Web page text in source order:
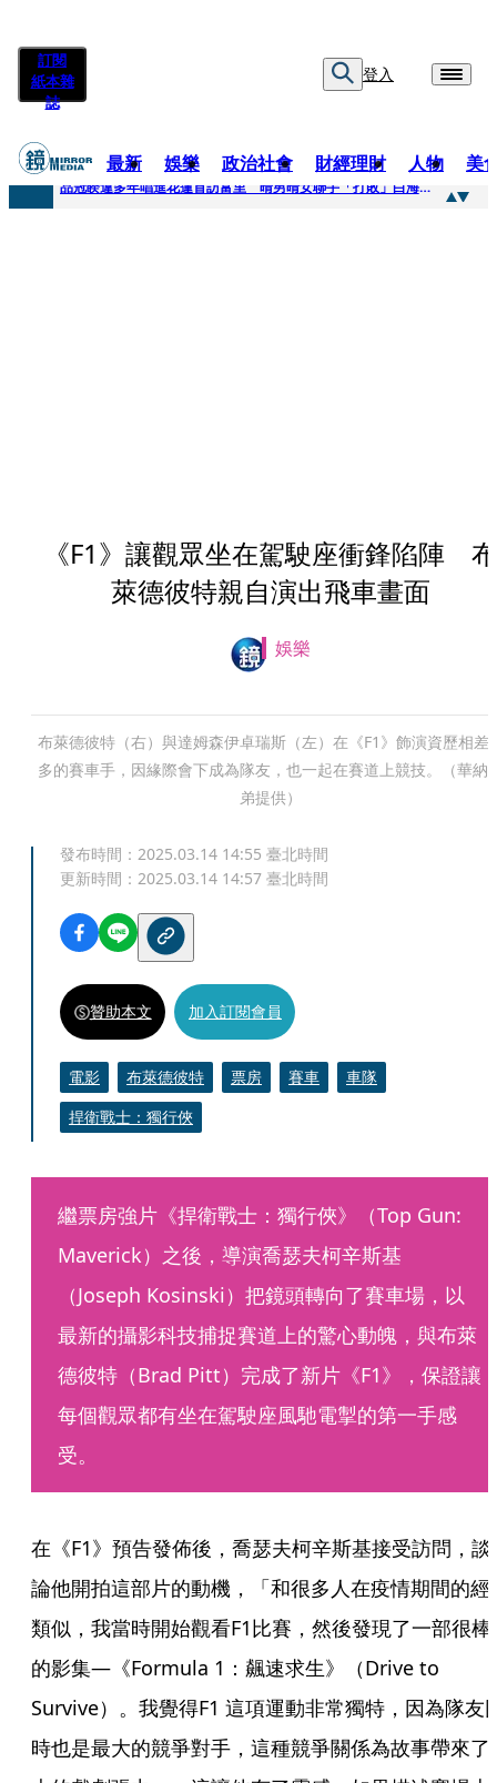
訂閱
紙本雜
誌
登入
最新 娛樂 政治社會 財經理財 人物 美
快訊
品冠睽違多年唱進花蓮首訪富里 晴男晴女聯手「打敗」白海豚颱風
《F1》讓觀眾坐在駕駛座衝鋒陷陣 布
萊德彼特親自演出飛車畫面
娛樂
布萊德彼特（右）與達姆森伊卓瑞斯（左）在《F1》飾演資歷相差
多的賽車手，因緣際會下成為隊友，也一起在賽道上競技。（華納
弟提供）
發布時間： 2025.03.14 14:55 臺北時間
更新時間： 2025.03.14 14:57 臺北時間
贊助本文 加入訂閱會員
電影 布萊德彼特 票房 賽車
車隊
捍衛戰士：獨行俠
繼票房強片《捍衛戰士：獨行俠》（Top Gun:
Maverick）之後，導演喬瑟夫柯辛斯基
（Joseph Kosinski）把鏡頭轉向了賽車場，以
最新的攝影科技捕捉賽道上的驚心動魄，與布萊
德彼特（Brad Pitt）完成了新片《F1》，保證讓
每個觀眾都有坐在駕駛座風馳電掣的第一手感
受。
在《F1》預告發佈後，喬瑟夫柯辛斯基接受訪問，談
論他開拍這部片的動機，「和很多人在疫情期間的經
類似，我當時開始觀看F1比賽，然後發現了一部很棒
的影集—《Formula 1：飆速求生》（Drive to
Survive）。我覺得F1 這項運動非常獨特，因為隊友
時也是最大的競爭對手，這種競爭關係為故事帶來了